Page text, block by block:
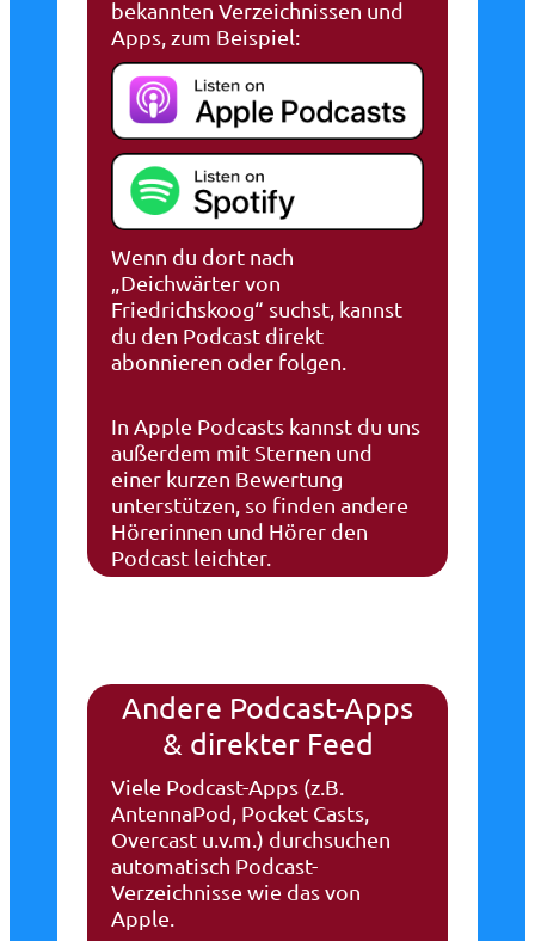
bekannten Verzeichnissen und
Apps, zum Beispiel:
Wenn du dort nach
„Deichwärter von
Friedrichskoog“ suchst, kannst
du den Podcast direkt
abonnieren oder folgen.
In Apple Podcasts kannst du uns
außerdem mit Sternen und
einer kurzen Bewertung
unterstützen, so finden andere
Hörerinnen und Hörer den
Podcast leichter.
Andere Podcast-Apps
& direkter Feed
Viele Podcast-Apps (z.B.
AntennaPod, Pocket Casts,
Overcast u.v.m.) durchsuchen
automatisch Podcast-
Verzeichnisse wie das von
Apple.